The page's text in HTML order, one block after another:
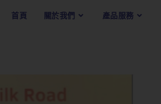
首頁 關於我們 產品服務